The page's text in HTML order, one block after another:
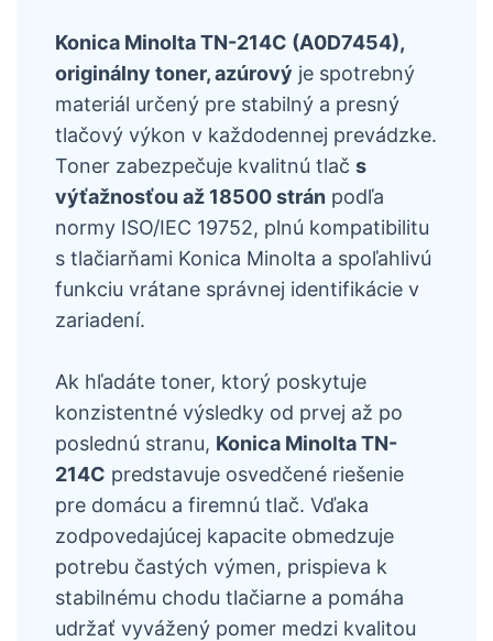
Konica Minolta TN-214C (A0D7454),
originálny toner, azúrový je spotrebný
materiál určený pre stabilný a presný
tlačový výkon v každodennej prevádzke.
Toner zabezpečuje kvalitnú tlač s
výťažnosťou až 18500 strán podľa
normy ISO/IEC 19752, plnú kompatibilitu
s tlačiarňami Konica Minolta a spoľahlivú
funkciu vrátane správnej identifikácie v
zariadení.
Ak hľadáte toner, ktorý poskytuje
konzistentné výsledky od prvej až po
poslednú stranu, Konica Minolta TN-
214C predstavuje osvedčené riešenie
pre domácu a firemnú tlač. Vďaka
zodpovedajúcej kapacite obmedzuje
potrebu častých výmen, prispieva k
stabilnému chodu tlačiarne a pomáha
udržať vyvážený pomer medzi kvalitou